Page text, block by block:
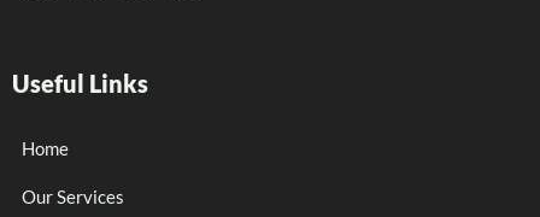
Useful Links
Home
Our Services